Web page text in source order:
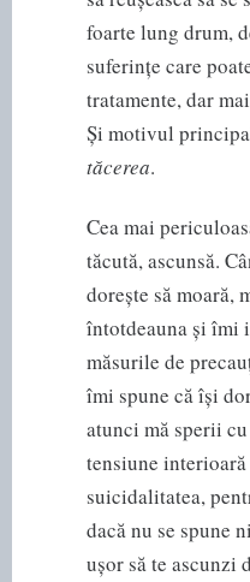
foarte lung drum,
suferințe care
tratamente, dar
Și motivul
tăcerea.
Cea mai
tăcută, ascunsă.
dorește să moară,
întotdeauna și îmi
măsurile de
îmi spune că își
atunci mă sperii
tensiune
suicidalitatea,
dacă nu se spune
ușor să te ascunzi